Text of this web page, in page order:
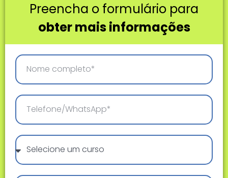
Preencha o formulário para
obter mais informações